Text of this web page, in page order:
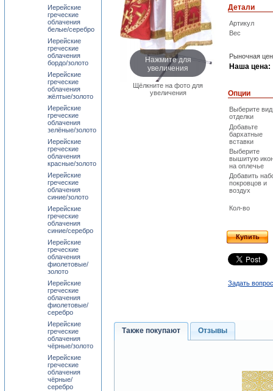
Нажмите для
увеличения
Щёлкните на фото для
увеличения
Детали
Артикул
Вес
Рыночная
Наша цена:
Опции
Выберите вид
отделки
Добавьте
бархатные
вставки
Выберите
вышитую
на оплечье
Добавить
покровцов и
воздух
Кол-во
Купить
Задать
Также покупают Отзывы
Иерейские
греческие
облачения
белые/серебро
Иерейские
греческие
облачения
бордо/золото
Иерейские
греческие
облачения
жёлтые/золото
Иерейские
греческие
облачения
зелёные/золото
Иерейские
греческие
облачения
красные/золото
Иерейские
греческие
облачения
синие/золото
Иерейские
греческие
облачения
синие/серебро
Иерейские
греческие
облачения
фиолетовые/
золото
Иерейские
греческие
облачения
фиолетовые/
серебро
Иерейские
греческие
облачения
чёрные/золото
Иерейские
греческие
облачения
чёрные/
серебро